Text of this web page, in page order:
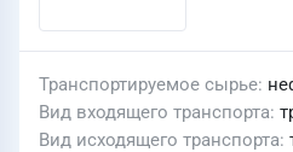
Транспортируемое сырье
Вид входящего транспорта
Вид исходящего транспорта